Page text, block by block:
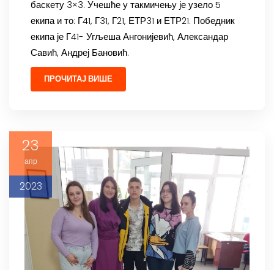
баскету 3×3. Учешће у такмичењу је узело 5
екипа и то: Г41, Г31, Г21, ЕТР31 и ЕТР21. Победник
екипа је Г41- Угљеша Ангонијевић, Александар
Савић, Андреј Бановић.
ПРОЧИТАЈ ВИШЕ
23
апр
2023